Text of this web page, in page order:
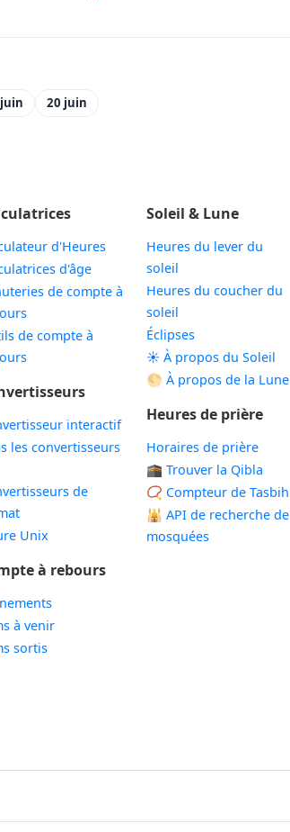
20 juin
d'Heures
d'âge
de compte à
de compte à
interactif
les convertisseurs
de
Unix
à rebours
à venir
sortis
Soleil & Lune
Heures du lever du
soleil
Heures du coucher du
soleil
Éclipses
☀️ À propos du Soleil
🌕 À propos de la Lune
Heures de prière
Horaires de prière
🕋 Trouver la Qibla
📿 Compteur de Tasbih
🕌 API de recherche de
mosquées